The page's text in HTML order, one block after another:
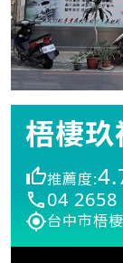
梧棲
推薦度:
04 2658
台中市梧